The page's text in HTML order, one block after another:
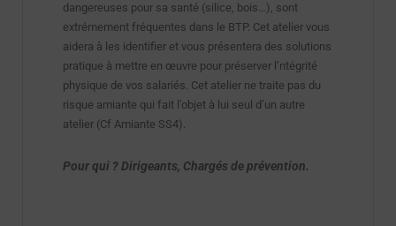
dangereuses pour sa santé (silice, bois…), sont
extrémement fréquentes dans le BTP. Cet atelier vous
aidera à les identifier et vous présentera des solutions
pratique à mettre en œuvre pour préserver l’ntégrité
physique de vos salariés. Cet atelier ne traite pas du
risque amiante qui fait l’objet à lui seul d’un autre
atelier (Cf Amiante SS4).
Pour qui ? Dirigeants, Chargés de prévention.